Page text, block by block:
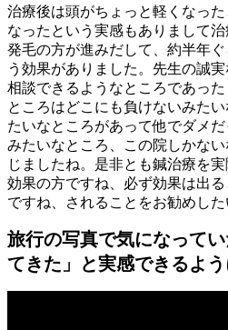
治療後は頭がちょっと軽くなっ
なったという実感もありまして
発毛の方が進みだして、約半年
う効果がありました。先生の誠
相談できるようなところであっ
ところはどこにも負けないみた
たいなところがあって他でダメ
みたいなところ、この院しかな
じましたね。是非とも鍼治療を
効果の方ですね、必ず効果は出
ですね、されることをお勧めした
旅行の写真で気になって
てきた」と実感できるよ